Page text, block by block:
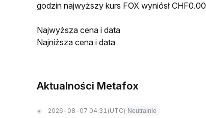
godzin najwyższy kurs FOX wyniósł
Najwyższa cena i data
Najniższa cena i data
Aktualności Metafox
2026-08-07 04:31 (UTC) Neutralnie